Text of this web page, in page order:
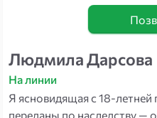
Людмила Дарсова
На линии
Я ясновидящая с 18-
переданы по наследству —